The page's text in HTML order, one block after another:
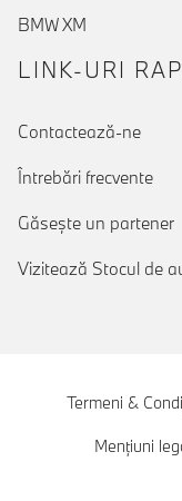
BMW XM
LINK-URI
Contactează-ne
Întrebări frecvente
Găseşte un partener
Vizitează Stocul de
Termeni &
Menţiuni